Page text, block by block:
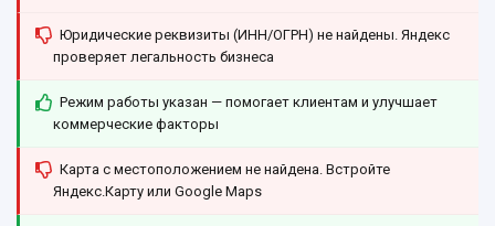
Юридические реквизиты (ИНН/ОГРН) не найдены. Яндекс
проверяет легальность бизнеса
Режим работы указан — помогает клиентам и улучшает
коммерческие факторы
Карта с местоположением не найдена. Встройте
Яндекс.Карту или Google Maps